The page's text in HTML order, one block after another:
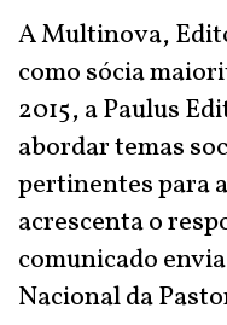
A Multinova,
como sócia
2015, a Paulus
abordar temas
pertinentes para
acrescenta o
comunicado
Nacional da